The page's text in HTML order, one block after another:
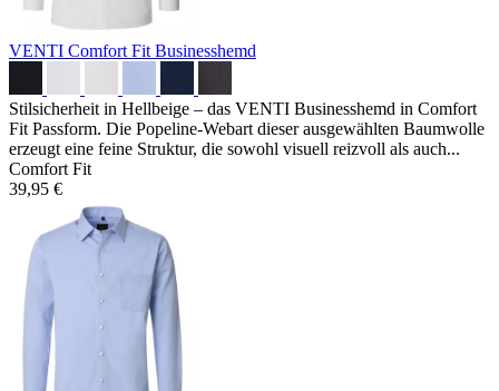
VENTI Comfort Fit Businesshemd
Stilsicherheit in Hellbeige – das VENTI Businesshemd in Comfort
Fit Passform. Die Popeline-Webart dieser ausgewählten Baumwolle
erzeugt eine feine Struktur, die sowohl visuell reizvoll als auch...
Comfort Fit
39,95 €